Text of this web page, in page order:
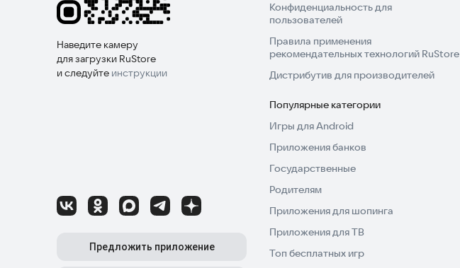
Наведите камеру
для загрузки RuStore
и следуйте инструкции
Предложить приложение
Конфиденциальность для
пользователей
Правила применения
рекомендательных технологий RuStore
Дистрибутив для производителей
Популярные категории
Игры для Android
Приложения банков
Государственные
Родителям
Приложения для шопинга
Приложения для ТВ
Топ бесплатных игр